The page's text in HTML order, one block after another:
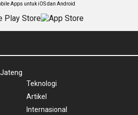
Apps untuk iOS dan Android
Teknologi
Artikel
Internasional